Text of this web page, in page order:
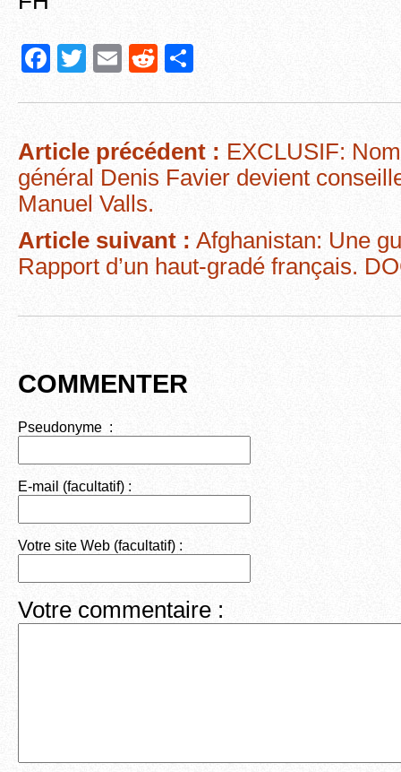
F
e
b
o
o
k
T
er
E
R
di
t
g
er
Article précédent : EXCLUSIF:
général Denis Favier devient
Manuel Valls.
Article suivant : Afghanistan: Une
Rapport d’un haut-gradé français.
COMMENTER
Pseudonyme :
E-mail (facultatif) :
Votre site Web (facultatif) :
Votre commentaire :